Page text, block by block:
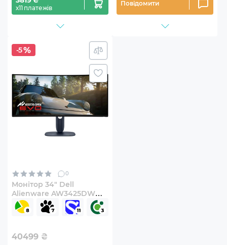
х11 платежів
Повідомити
-5
0
Монітор 34" Dell
Alienware AW3425DW
(210-BRTW)
40499 ₴